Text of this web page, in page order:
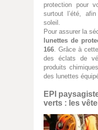
protection pour
surtout l’été,
soleil.
Pour assurer la
lunettes de
166 . Grâce à
des éclats de
produits
des lunettes
EPI
verts : les